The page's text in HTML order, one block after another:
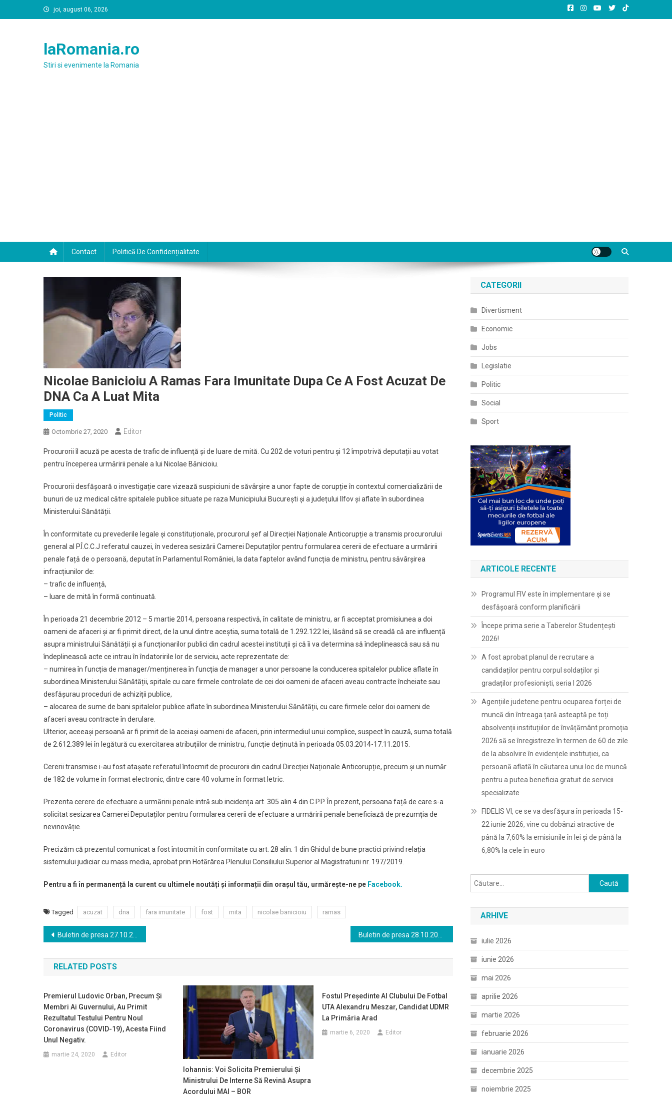
to
joi, august 06, 2026
laRomania.ro
Stiri si evenimente la Romania
Contact Politică De Confidențialitate
Nicolae Banicioiu A Ramas Fara Imunitate Dupa Ce A Fost Acuzat De
DNA Ca A Luat Mita
Politic
Octombrie 27, 2020 Editor
Procurorii îl acuză pe acesta de trafic de influenţă şi de luare de mită. Cu 202 de voturi pentru și 12 împotrivă deputații au votat
pentru începerea urmăririi penale a lui Nicolae Bănicioiu.
Procurorii desfășoară o investigație care vizează suspiciuni de săvârșire a unor fapte de corupție în contextul comercializării de
bunuri de uz medical către spitalele publice situate pe raza Municipiului București și a județului Ilfov și aflate în subordinea
Ministerului Sănătății.
În conformitate cu prevederile legale și constituționale, procurorul șef al Direcției Naționale Anticorupție a transmis procurorului
general al P.Î.C.C.J referatul cauzei, în vederea sesizării Camerei Deputaților pentru formularea cererii de efectuare a urmăririi
penale față de o persoană, deputat în Parlamentul României, la data faptelor având funcția de ministru, pentru săvârșirea
infracțiunilor de:
– trafic de influență,
– luare de mită în formă continuată.
În perioada 21 decembrie 2012 – 5 martie 2014, persoana respectivă, în calitate de ministru, ar fi acceptat promisiunea a doi
oameni de afaceri și ar fi primit direct, de la unul dintre aceștia, suma totală de 1.292.122 lei, lăsând să se creadă că are influență
asupra ministrului Sănătății și a funcționarilor publici din cadrul acestei instituții și că îi va determina să îndeplinească sau să nu
îndeplinească acte ce intrau în îndatoririle lor de serviciu, acte reprezentate de:
– numirea în funcția de manager/menținerea în funcția de manager a unor persoane la conducerea spitalelor publice aflate în
subordinea Ministerului Sănătății, spitale cu care firmele controlate de cei doi oameni de afaceri aveau contracte încheiate sau
desfășurau proceduri de achiziții publice,
– alocarea de sume de bani spitalelor publice aflate în subordinea Ministerului Sănătății, cu care firmele celor doi oameni de
afaceri aveau contracte în derulare.
Ulterior, aceeași persoană ar fi primit de la aceiași oameni de afaceri, prin intermediul unui complice, suspect în cauză, suma totală
de 2.612.389 lei în legătură cu exercitarea atribuțiilor de ministru, funcție deținută în perioada 05.03.2014-17.11.2015.
Cererii transmise i-au fost atașate referatul întocmit de procurorii din cadrul Direcției Naționale Anticorupție, precum și un număr
de 182 de volume în format electronic, dintre care 40 volume în format letric.
Prezenta cerere de efectuare a urmăririi penale intră sub incidența art. 305 alin 4 din C.P.P. În prezent, persoana față de care s-a
solicitat sesizarea Camerei Deputaților pentru formularea cererii de efectuare a urmăririi penale beneficiază de prezumția de
nevinovăție.
Precizăm că prezentul comunicat a fost întocmit în conformitate cu art. 28 alin. 1 din Ghidul de bune practici privind relația
sistemului judiciar cu mass media, aprobat prin Hotărârea Plenului Consiliului Superior al Magistraturii nr. 197/2019.
Pentru a fi în permanență la curent cu ultimele noutăți și informații din orașul tău, urmărește-ne pe Facebook.
Tagged acuzat dna fara imunitate fost mita nicolae banicioiu ramas
Navigare
în
articole
Buletin de presa 27.10.2020
RELATED POSTS
Premierul Ludovic Orban, Precum Și
Membri Ai Guvernului, Au Primit
Rezultatul Testului Pentru Noul
Coronavirus (COVID-19), Acesta Fiind
Unul Negativ.
martie 24, 2020 Editor
Iohannis: Voi Solicita Premierului Şi
Ministrului De Interne Să Revină Asupra
Acordului MAI – BOR
Fostul Preşedinte Al Clubului De Fotbal
UTA Alexandru Meszar, Candidat UDMR
La Primăria Arad
martie 6, 2020 Editor
CATEGORII
Divertisment
Economic
Jobs
Legislatie
Politic
Social
Sport
ARTICOLE RECENTE
Programul FIV este în implementare și se
desfășoară conform planificării
Începe prima serie a Taberelor Studențești
2026!
A fost aprobat planul de recrutare a
candidaților pentru corpul soldaților și
gradaților profesioniști, seria I 2026
Agențiile judetene pentru ocuparea forței de
muncă din întreaga țară asteaptă pe toți
absolvenții instituțiilor de învățământ promoția
2026 să se înregistreze în termen de 60 de zile
de la absolvire în evidențele instituției, ca
persoană aflată în căutarea unui loc de muncă
pentru a putea beneficia gratuit de servicii
specializate
FIDELIS VI, ce se va desfășura în perioada 15-
22 iunie 2026, vine cu dobânzi atractive de
până la 7,60% la emisiunile în lei și de până la
6,80% la cele în euro
Caută
după:
ARHIVE
iulie 2026
iunie 2026
mai 2026
aprilie 2026
martie 2026
februarie 2026
ianuarie 2026
decembrie 2025
noiembrie 2025